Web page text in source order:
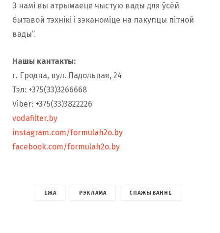
З намі вы атрымаеце чыстую вады для ўсёй
бытавой тэхнікі і зэканоміце на пакупцы пітной
вады”.
Нашы кантакты:
г. Гродна, вул. Падольная, 24
Тэл: +375(33)3266668
Viber: +375(33)3822226
vodafilter.by
instagram.com/formulah2o.by
facebook.com/formulah2o.by
ЕЖА РЭКЛАМА СПАЖЫВАННЕ